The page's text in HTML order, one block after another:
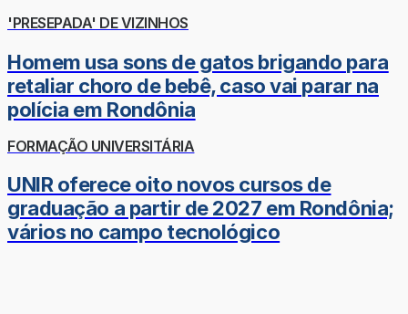
'PRESEPADA' DE VIZINHOS
Homem usa sons de gatos brigando para
retaliar choro de bebê, caso vai parar na
polícia em Rondônia
FORMAÇÃO UNIVERSITÁRIA
UNIR oferece oito novos cursos de
graduação a partir de 2027 em Rondônia;
vários no campo tecnológico